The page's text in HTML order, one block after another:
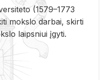
(1579–1773
mokslo darbai, skirti
laipsniui įgyti.